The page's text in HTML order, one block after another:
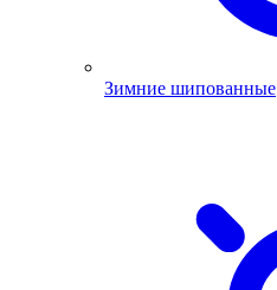
Зимние шипованные